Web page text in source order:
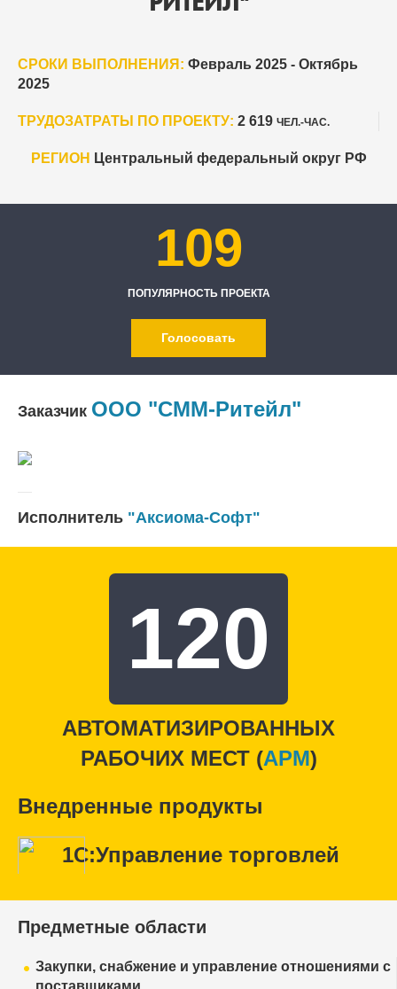
СРОКИ ВЫПОЛНЕНИЯ: Февраль 2025 - Октябрь
2025
ТРУДОЗАТРАТЫ ПО ПРОЕКТУ: 2 619 ЧЕЛ.-ЧАС.
РЕГИОН Центральный федеральный округ РФ
109
ПОПУЛЯРНОСТЬ ПРОЕКТА
Голосовать
Заказчик ООО "СММ-Ритейл"
Исполнитель "Аксиома-Софт"
120
АВТОМАТИЗИРОВАННЫХ
РАБОЧИХ МЕСТ (APM)
Внедренные продукты
1С:Управление торговлей
Предметные области
Закупки, снабжение и управление отношениями с
поставщиками